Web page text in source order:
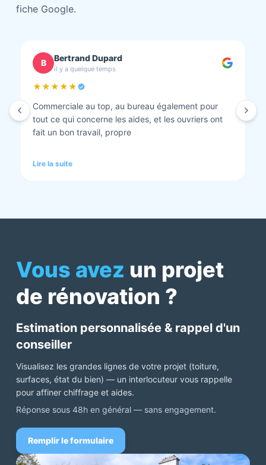
fiche Google.
C chantal BOURBONNAIS
il y a quelque temps
★★★★★
Isolation combles et rénovation façade réalisés.
Travaux bien faits. Personnel au top minutieux et
tout est nickel quand ils ont finis. Vous pouvez y
Lire la suite
Vous avez un projet
de rénovation ?
Estimation personnalisée & rappel d'un
conseiller
Visualisez les grandes lignes de votre projet (toiture,
surfaces, état du bien) — un interlocuteur vous rappelle
pour affiner chiffrage et aides.
Réponse sous 48h en général — sans engagement.
Remplir le formulaire